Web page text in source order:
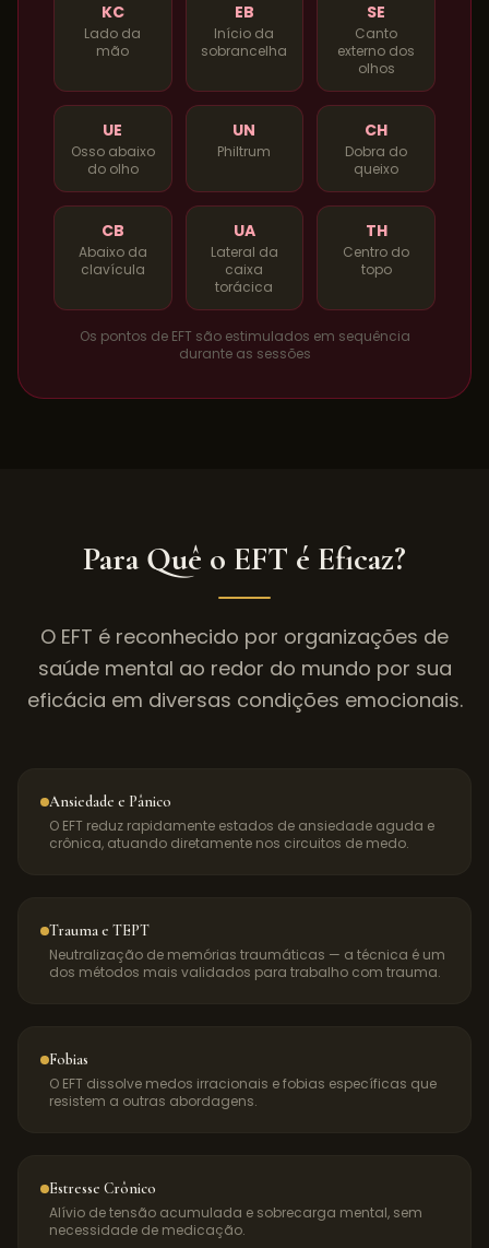
KC
Lado da
mão
EB
Início da
sobrancelha
SE
Canto
externo dos
olhos
UE
Osso abaixo
do olho
UN
Philtrum
CH
Dobra do
queixo
CB
Abaixo da
clavícula
UA
Lateral da
caixa
torácica
TH
Centro do
topo
Os pontos de EFT são estimulados em sequência
durante as sessões
Para Quê o EFT é Eficaz?
O EFT é reconhecido por organizações de
saúde mental ao redor do mundo por sua
eficácia em diversas condições emocionais.
Ansiedade e Pânico
O EFT reduz rapidamente estados de ansiedade aguda e
crônica, atuando diretamente nos circuitos de medo.
Trauma e TEPT
Neutralização de memórias traumáticas — a técnica é um
dos métodos mais validados para trabalho com trauma.
Fobias
O EFT dissolve medos irracionais e fobias específicas que
resistem a outras abordagens.
Estresse Crônico
Alívio de tensão acumulada e sobrecarga mental, sem
necessidade de medicação.